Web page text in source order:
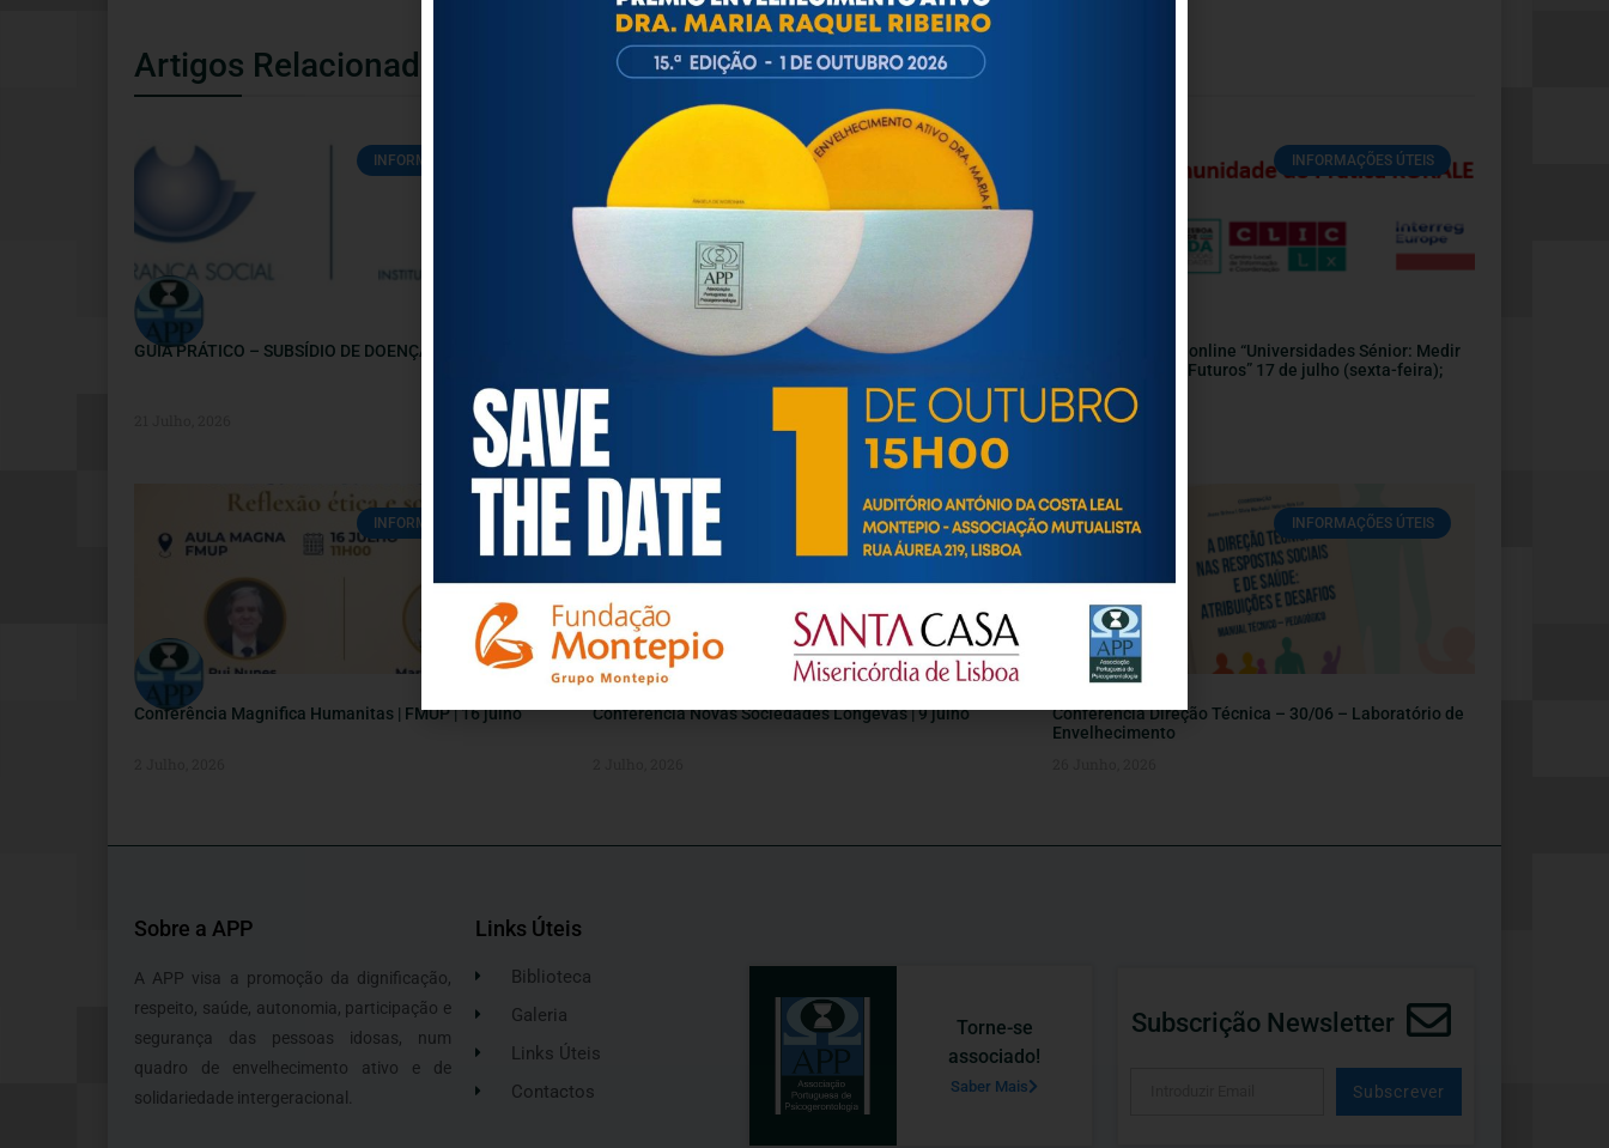
Artigos Relacionados
INFORMAÇÕES ÚTEIS
GUIA PRÁTICO – SUBSÍDIO DE DOENÇA
GAAPP ENVELHECIMENTO ATIVO
Seniores agradecem aposta do Município daMealhada
15 Julho, 2026
INFORMAÇÕES ÚTEIS
Convite | Webinar online “Universidades Sénior: Medir
Impactos, Sonhar Futuros” 17 de julho (sexta-feira);
14:30
7 Julho, 2026
INFORMAÇÕES ÚTEIS
Conferência Magnifica Humanitas | FMUP | 16 julho
INFORMAÇÕES ÚTEIS
Conferência Novas Sociedades Longevas | 9 julho
INFORMAÇÕES ÚTEIS
Conferência Direção Técnica – 30/06 – Laboratório de
Envelhecimento
Sobre a APP
A APP visa a promoção da dignificação,
respeito, saúde, autonomia, participação e
segurança das pessoas idosas, num
quadro de envelhecimento ativo e de
solidariedade intergeracional.
Links Úteis
Biblioteca
Galeria
Links Úteis
Contactos
Torne-se
associado!
Saber Mais
Subscrição Newsletter
Subscrever